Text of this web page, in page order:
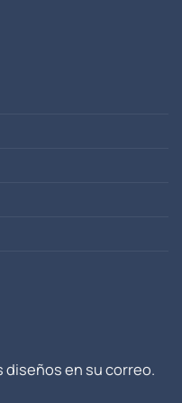
diseños en su correo.